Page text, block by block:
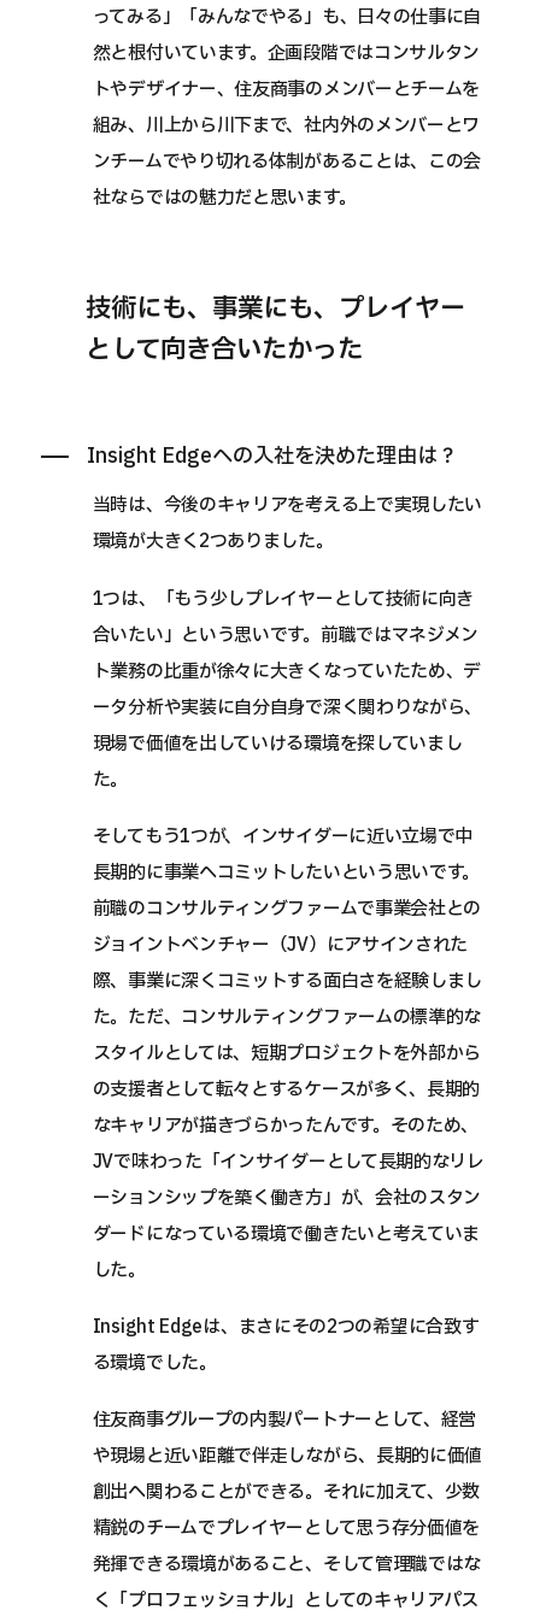
ってみる」「みんなでやる」も、日々の仕事に自
然と根付いています。企画段階ではコンサルタン
トやデザイナー、住友商事のメンバーとチームを
組み、川上から川下まで、社内外のメンバーとワ
ンチームでやり切れる体制があることは、この会
社ならではの魅力だと思います。
技術にも、事業にも、プレイヤー
として向き合いたかった
Insight Edgeへの入社を決めた理由は？
当時は、今後のキャリアを考える上で実現したい
環境が大きく2つありました。
1つは、「もう少しプレイヤーとして技術に向き
合いたい」という思いです。前職ではマネジメン
ト業務の比重が徐々に大きくなっていたため、デ
ータ分析や実装に自分自身で深く関わりながら、
現場で価値を出していける環境を探していまし
た。
そしてもう1つが、インサイダーに近い立場で中
長期的に事業へコミットしたいという思いです。
前職のコンサルティングファームで事業会社との
ジョイントベンチャー（JV）にアサインされた
際、事業に深くコミットする面白さを経験しまし
た。ただ、コンサルティングファームの標準的な
スタイルとしては、短期プロジェクトを外部から
の支援者として転々とするケースが多く、長期的
なキャリアが描きづらかったんです。そのため、
JVで味わった「インサイダーとして長期的なリレ
ーションシップを築く働き方」が、会社のスタン
ダードになっている環境で働きたいと考えていま
した。
Insight Edgeは、まさにその2つの希望に合致す
る環境でした。
住友商事グループの内製パートナーとして、経営
や現場と近い距離で伴走しながら、長期的に価値
創出へ関わることができる。それに加えて、少数
精鋭のチームでプレイヤーとして思う存分価値を
発揮できる環境があること、そして管理職ではな
く「プロフェッショナル」としてのキャリアパス